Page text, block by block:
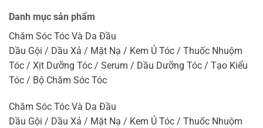
Danh mục sản phẩm
Chăm Sóc Tóc Và Da Đầu
Dầu Gội / Dầu Xả / Mặt Nạ / Kem Ủ Tóc / Thuốc Nhuộm
Tóc / Xịt Dưỡng Tóc / Serum / Dầu Dưỡng Tóc / Tạo Kiểu
Tóc / Bộ Chăm Sóc Tóc
Chăm Sóc Tóc Và Da Đầu
Dầu Gội / Dầu Xả / Mặt Nạ / Kem Ủ Tóc / Thuốc Nhuộm